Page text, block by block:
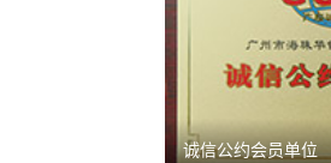
诚信公约会员单位